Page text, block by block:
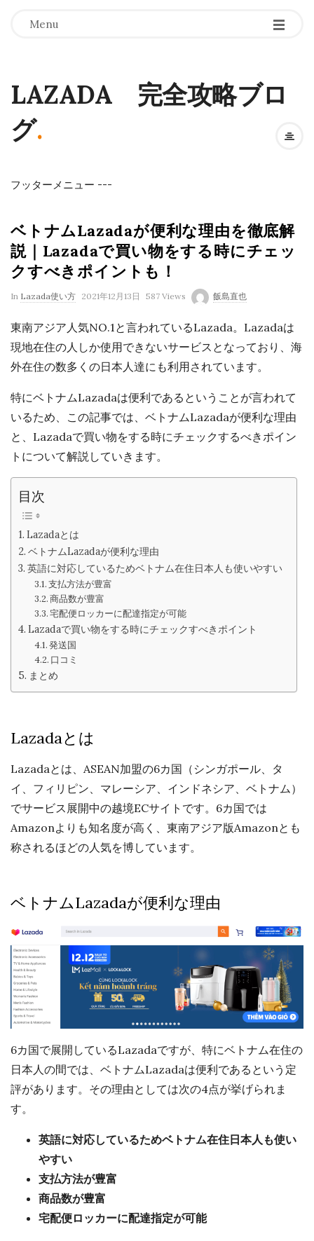
Menu
LAZADA 完全攻略ブロ
グ.
フッターメニュー ---
ベトナムLazadaが便利な理由を徹底解
説｜Lazadaで買い物をする時にチェッ
クすべきポイントも！
In Lazada使い方 P
b
l
i
2021年12月13日 587 Views 飯島直也
東南アジア人気NO.1と言われているLazada。Lazadaは
現地在住の人しか使用できないサービスとなっており、海
外在住の数多くの日本人達にも利用されています。
特にベトナムLazadaは便利であるということが言われて
いるため、この記事では、ベトナムLazadaが便利な理由
と、Lazadaで買い物をする時にチェックするべきポイン
トについて解説していきます。
目次
Lazadaとは
ベトナムLazadaが便利な理由
英語に対応しているためベトナム在住日本人も使いやすい
支払方法が豊富
商品数が豊富
宅配便ロッカーに配達指定が可能
Lazadaで買い物をする時にチェックすべきポイント
発送国
口コミ
まとめ
Lazadaとは
Lazadaとは、ASEAN加盟の6カ国（シンガポール、タ
イ、フィリピン、マレーシア、インドネシア、ベトナム）
でサービス展開中の越境ECサイトです。6カ国では
Amazonよりも知名度が高く、東南アジア版Amazonとも
称されるほどの人気を博しています。
ベトナムLazadaが便利な理由
6カ国で展開しているLazadaですが、特にベトナム在住の
日本人の間では、ベトナムLazadaは便利であるという定
評があります。その理由としては次の4点が挙げられま
す。
英語に対応しているためベトナム在住日本人も使い
やすい
支払方法が豊富
商品数が豊富
宅配便ロッカーに配達指定が可能